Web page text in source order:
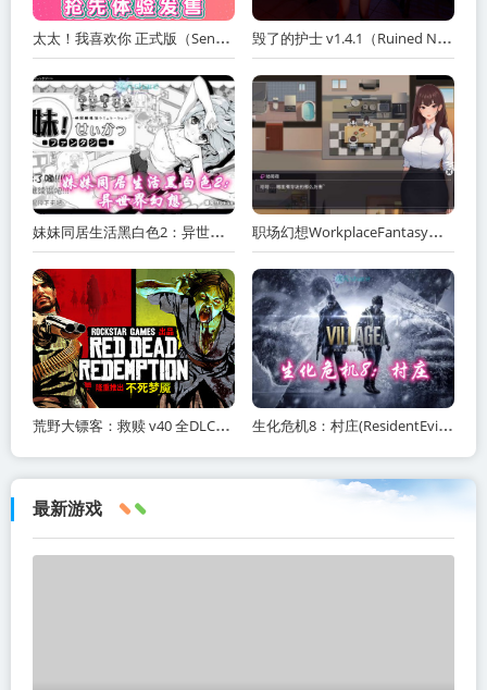
太太！我喜欢你 正式版（Sensei! I Like You So Much!）免安装中文版 毁了的护士 v1.4.1（Ruined Nurse）免安装中文版
妹妹同居生活黑白色2：异世界幻想网盘下载 职场幻想WorkplaceFantasy中文网盘下载
荒野大镖客：救赎 v40 全DLC（Red Dead Redemption）免安装中文版 生化危机8：村庄(ResidentEvilVillage)内含修改器+DLC+通关存档+原画集百度网盘/
最新游戏